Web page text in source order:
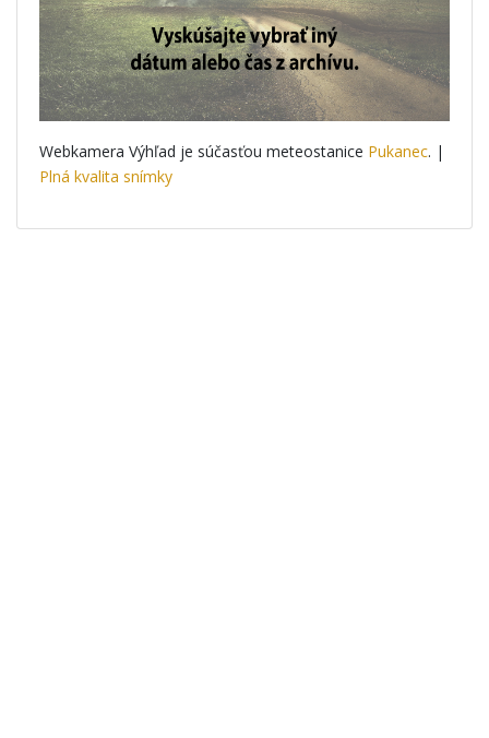
Webkamera Výhľad je súčasťou meteostanice Pukanec. |
Plná kvalita snímky